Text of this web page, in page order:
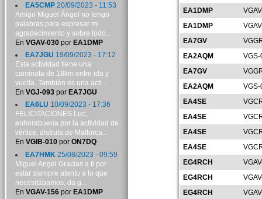
EA1DMP
EA1DMP
EA7GV
EA2AQM
EA7GV
EA2AQM
EA4SE
EA4SE
EA4SE
EA4SE
EG4RCH
EG4RCH
EG4RCH
EA5CMP20/09/2023 - 11:53
Amigo Miguel Ángel no tengo
palabras para expresar mi
agradecimiento y sobre todo...
En VGAV-030por EA1DMP
EA7JGU 19/09/2023 - 17:12
Esta actividad tiene una
caminata de 18km entre ida y
vuelta. También es una acti...
En VGJ-093por EA7JGU
EA6LU 10/09/2023 - 17:36
FELICITACIONES Luc,
enhorabuena por la actividad de
vértice, disfruta de Mallorca...
En VGIB-010por ON7DQ
EA7HMK 25/08/2023 - 09:59
Miguel Angel Gracias a ti por
estar siempre atento a lo que
necesitábamos, da g...
En VGAV-156por EA1DMP